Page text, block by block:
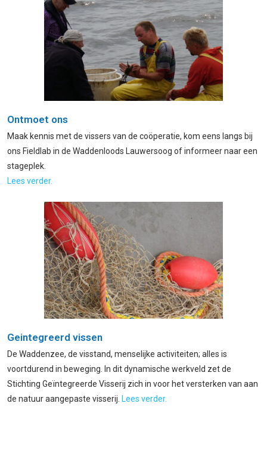
Ontmoet ons
Maak kennis met de vissers van de coöperatie, kom eens langs bij
ons Fieldlab in de Waddenloods Lauwersoog of informeer naar een
stageplek.
Lees verder.
Geintegreerd vissen
De Waddenzee, de visstand, menselijke activiteiten; alles is
voortdurend in beweging. In dit dynamische werkveld zet de
Stichting Geïntegreerde Visserij zich in voor het versterken van aan
de natuur aangepaste visserij. Lees verder.